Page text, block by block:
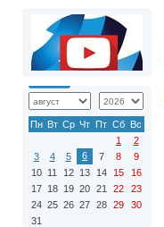
Пн Вт Ср Чт Пт Сб Вс
1
2
3
4 5 6 7 8
9
10 11 12 13 14 15
16
17 18 19 20 21 22
23
24 25 26 27 28 29
30
31